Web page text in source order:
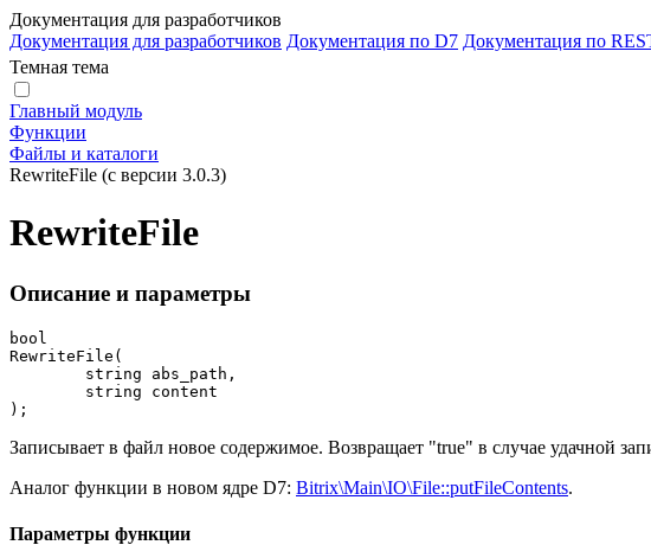
Документация для разработчиков
Документация для разработчиков Документация по D7 Документация по
Темная тема
Главный модуль
Функции
Файлы и каталоги
RewriteFile (с версии 3.0.3)
RewriteFile
Описание и параметры
bool
RewriteFile(
);
Записывает в файл новое содержимое. Возвращает "true" в случае удачной
Аналог функции в новом ядре D7: Bitrix\Main\IO\File::putFileContents.
Параметры функции